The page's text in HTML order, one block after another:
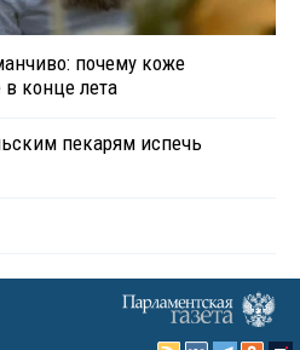
почему коже
конце лета
пекарям испечь